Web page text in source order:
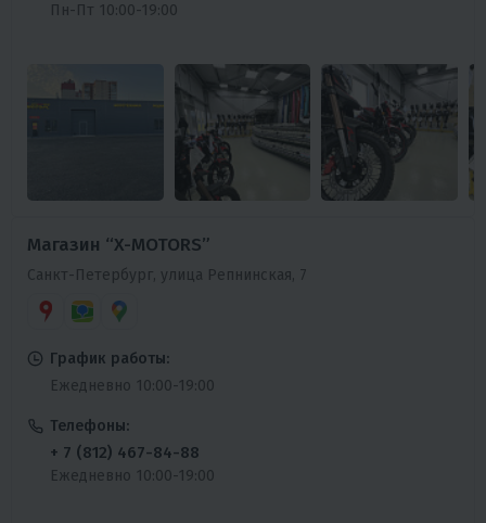
Пн-Пт 10:00-19:00
Магазин “X-MOTORS”
Санкт-Петербург, улица Репнинская, 7
График работы:
Ежедневно 10:00-19:00
Телефоны:
+ 7 (812) 467-84-88
Ежедневно 10:00-19:00